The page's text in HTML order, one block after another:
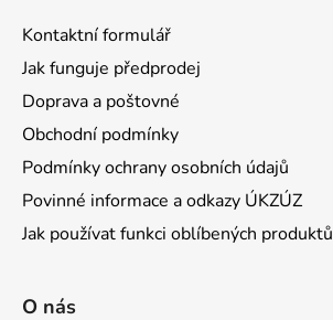
Kontaktní formulář
Jak funguje předprodej
Doprava a poštovné
Obchodní podmínky
Podmínky ochrany osobních údajů
Povinné informace a odkazy ÚKZÚZ
Jak používat funkci oblíbených produktů
O nás